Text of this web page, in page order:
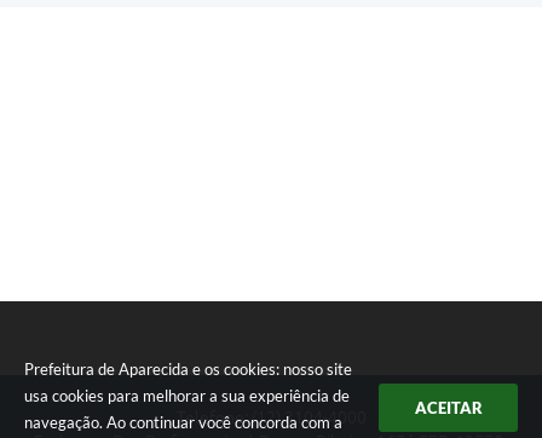
Prefeitura de Aparecida e os cookies: nosso site
usa cookies para melhorar a sua experiência de
navegação. Ao continuar você concorda com a
ACEITAR
Telefone: (12) 3104-4000